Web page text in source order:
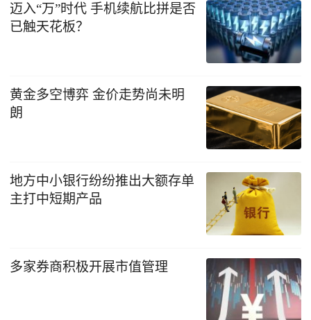
迈入“万”时代 手机续航比拼是否
已触天花板？
黄金多空博弈 金价走势尚未明
朗
地方中小银行纷纷推出大额存单
主打中短期产品
多家券商积极开展市值管理